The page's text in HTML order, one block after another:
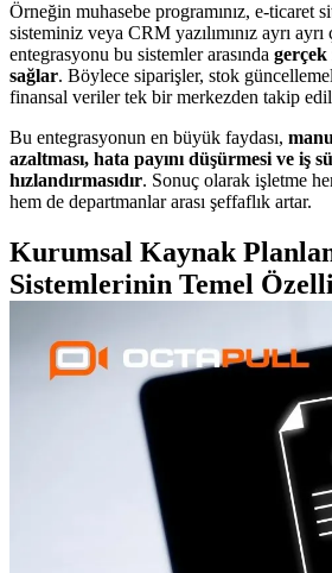
Örneğin muhasebe programınız, e-ticaret
sisteminiz veya CRM yazılımınız ayrı ayrı
entegrasyonu bu sistemler arasında gerçek
sağlar. Böylece siparişler, stok
finansal veriler tek bir merkezden takip
Bu entegrasyonun en büyük faydası,
azaltması, hata payını düşürmesi ve iş
hızlandırmasıdır. Sonuç olarak işletme
hem de departmanlar arası şeffaflık artar.
Kurumsal Kaynak
Sistemlerinin Temel